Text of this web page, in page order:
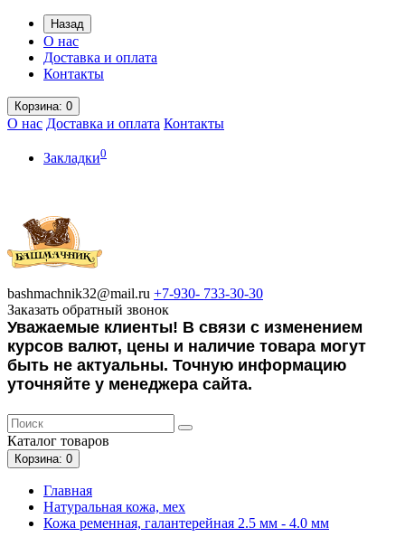
Назад
О нас
Доставка и оплата
Контакты
Корзина: 0
О нас Доставка и оплата Контакты
Закладки0
bashmachnik32@mail.ru +7-930- 733-30-30
Заказать обратный звонок
Уважаемые клиенты! В связи с изменением
курсов валют, цены и наличие товара могут
быть не актуальны. Точную информацию
уточняйте у менеджера сайта.
Каталог товаров
Корзина: 0
Главная
Натуральная кожа, мех
Кожа ременная, галантерейная 2.5 мм - 4.0 мм